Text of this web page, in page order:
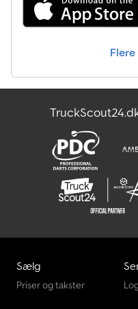
reklamefolie og/eller skrift.
betalingsbetingelser
Aowwffgjdqsha Kontakt os
Sælg
Priser og takster